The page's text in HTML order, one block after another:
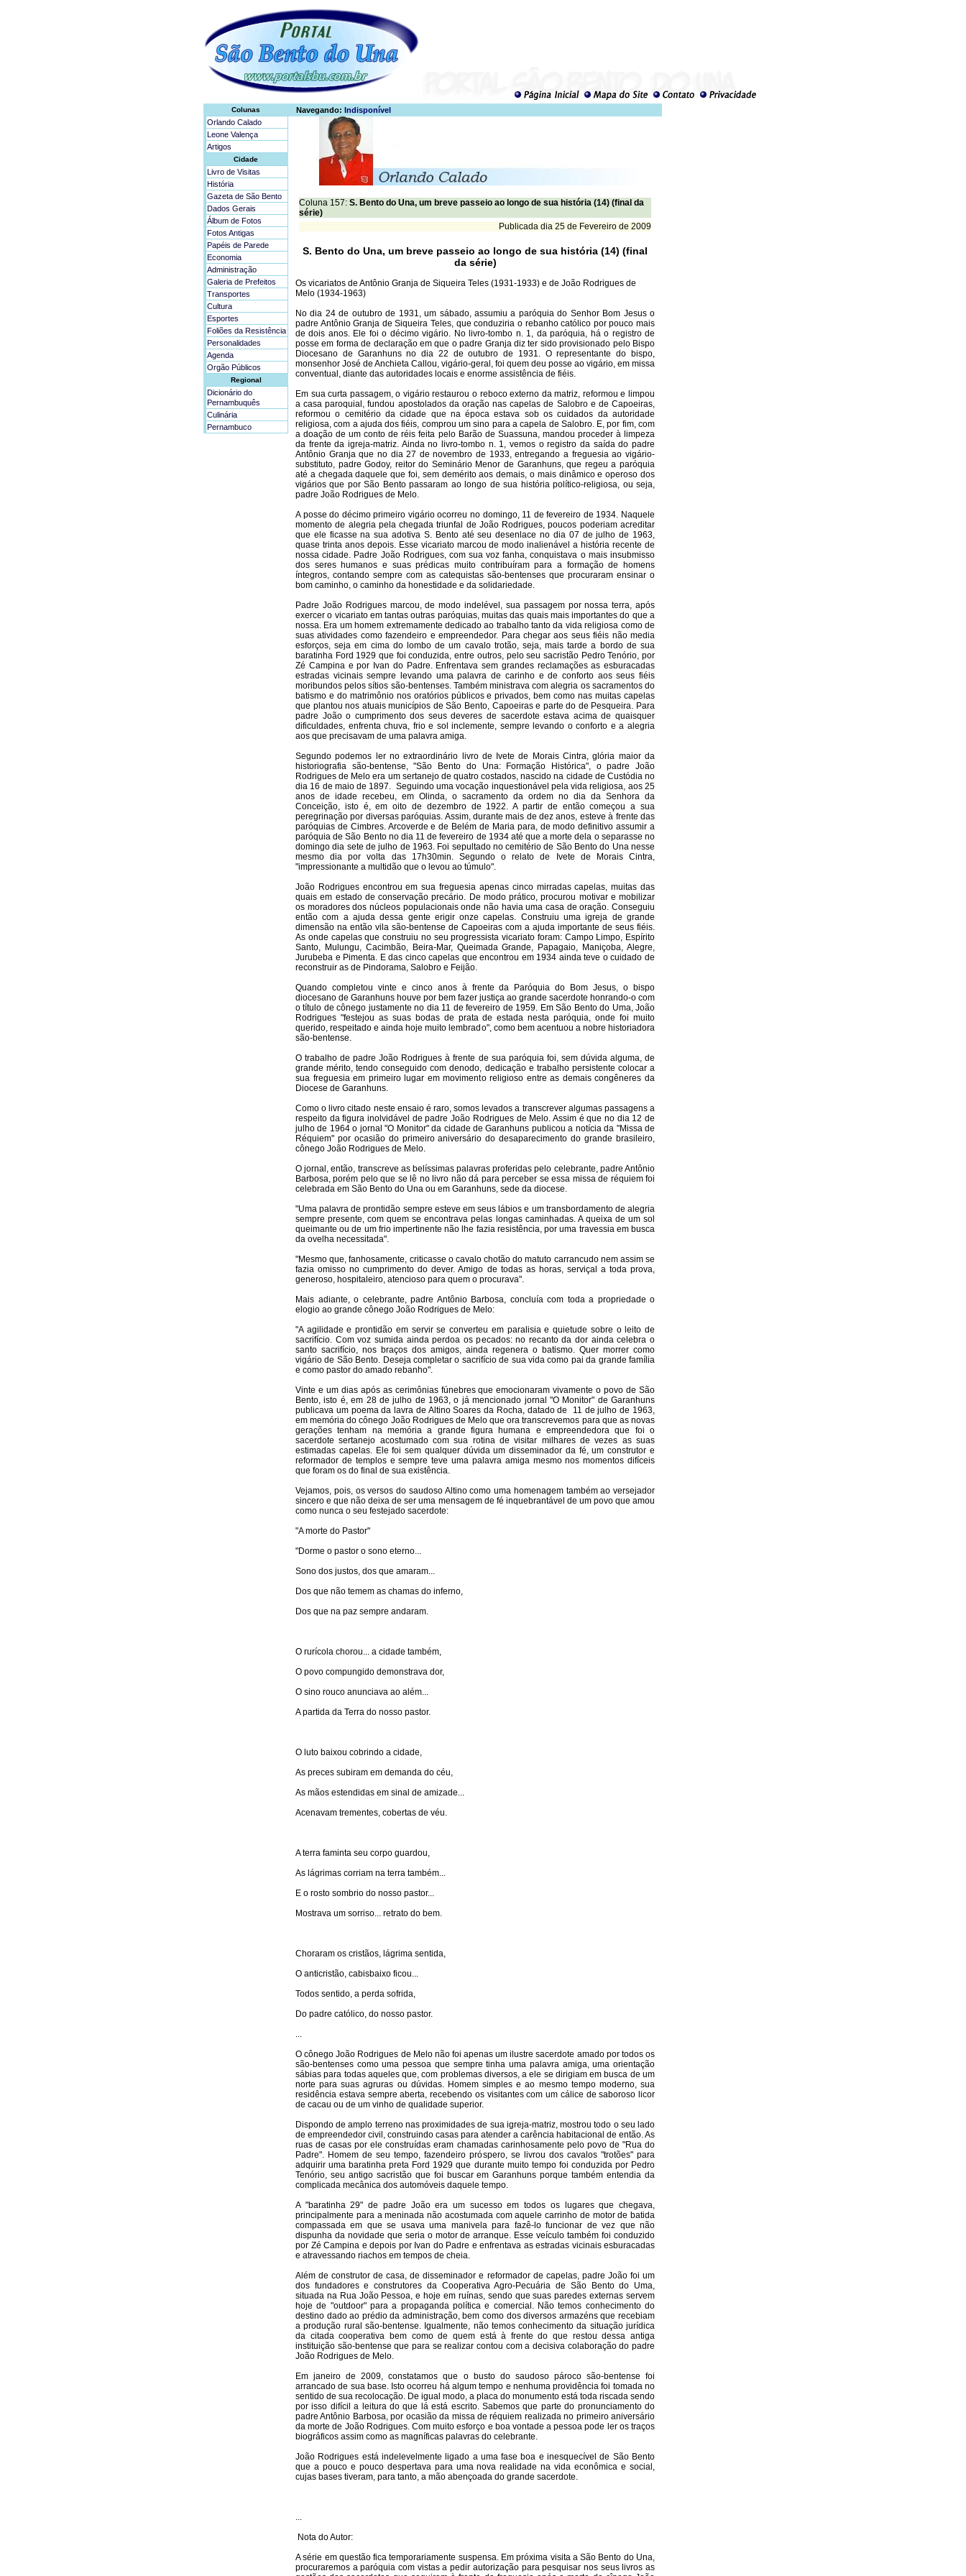
Colunas
Orlando Calado
Leone Valença
Artigos
Cidade
Livro de Visitas
História
Gazeta de São Bento
Dados Gerais
Álbum de Fotos
Fotos Antigas
Papéis de Parede
Economia
Administração
Galeria de Prefeitos
Transportes
Cultura
Esportes
Foliões da Resistência
Personalidades
Agenda
Orgão Públicos
Regional
Dicionário do
Pernambuquês
Culinária
Pernambuco
Navegando: Indisponível
Coluna 157: S. Bento do Una, um breve passeio ao longo de sua história (14) (final da
série)
Publicada dia 25 de Fevereiro de 2009
S. Bento do Una, um breve passeio ao longo de sua história (14) (final
da série)
Os vicariatos de Antônio Granja de Siqueira Teles (1931-1933) e de João Rodrigues de
Melo (1934-1963)
No dia 24 de outubro de 1931, um sábado, assumiu a paróquia do Senhor Bom Jesus o
padre Antônio Granja de Siqueira Teles, que conduziria o rebanho católico por pouco mais
de dois anos. Ele foi o décimo vigário. No livro-tombo n. 1, da paróquia, há o registro de
posse em forma de declaração em que o padre Granja diz ter sido provisionado pelo Bispo
Diocesano de Garanhuns no dia 22 de outubro de 1931. O representante do bispo,
monsenhor José de Anchieta Callou, vigário-geral, foi quem deu posse ao vigário, em missa
conventual, diante das autoridades locais e enorme assistência de fiéis.
Em sua curta passagem, o vigário restaurou o reboco externo da matriz, reformou e limpou
a casa paroquial, fundou apostolados da oração nas capelas de Salobro e de Capoeiras,
reformou o cemitério da cidade que na época estava sob os cuidados da autoridade
religiosa, com a ajuda dos fiéis, comprou um sino para a capela de Salobro. E, por fim, com
a doação de um conto de réis feita pelo Barão de Suassuna, mandou proceder à limpeza
da frente da igreja-matriz. Ainda no livro-tombo n. 1, vemos o registro da saída do padre
Antônio Granja que no dia 27 de novembro de 1933, entregando a freguesia ao vigário-
substituto, padre Godoy, reitor do Seminário Menor de Garanhuns, que regeu a paróquia
até a chegada daquele que foi, sem demérito aos demais, o mais dinâmico e operoso dos
vigários que por São Bento passaram ao longo de sua história político-religiosa, ou seja,
padre João Rodrigues de Melo.
A posse do décimo primeiro vigário ocorreu no domingo, 11 de fevereiro de 1934. Naquele
momento de alegria pela chegada triunfal de João Rodrigues, poucos poderiam acreditar
que ele ficasse na sua adotiva S. Bento até seu desenlace no dia 07 de julho de 1963,
quase trinta anos depois. Esse vicariato marcou de modo inalienável a história recente de
nossa cidade. Padre João Rodrigues, com sua voz fanha, conquistava o mais insubmisso
dos seres humanos e suas prédicas muito contribuíram para a formação de homens
íntegros, contando sempre com as catequistas são-bentenses que procuraram ensinar o
bom caminho, o caminho da honestidade e da solidariedade.
Padre João Rodrigues marcou, de modo indelével, sua passagem por nossa terra, após
exercer o vicariato em tantas outras paróquias, muitas das quais mais importantes do que a
nossa. Era um homem extremamente dedicado ao trabalho tanto da vida religiosa como de
suas atividades como fazendeiro e empreendedor. Para chegar aos seus fiéis não media
esforços, seja em cima do lombo de um cavalo trotão, seja, mais tarde a bordo de sua
baratinha Ford 1929 que foi conduzida, entre outros, pelo seu sacristão Pedro Tenório, por
Zé Campina e por Ivan do Padre. Enfrentava sem grandes reclamações as esburacadas
estradas vicinais sempre levando uma palavra de carinho e de conforto aos seus fiéis
moribundos pelos sítios são-bentenses. Também ministrava com alegria os sacramentos do
batismo e do matrimônio nos oratórios públicos e privados, bem como nas muitas capelas
que plantou nos atuais municípios de São Bento, Capoeiras e parte do de Pesqueira. Para
padre João o cumprimento dos seus deveres de sacerdote estava acima de quaisquer
dificuldades, enfrenta chuva, frio e sol inclemente, sempre levando o conforto e a alegria
aos que precisavam de uma palavra amiga.
Segundo podemos ler no extraordinário livro de Ivete de Morais Cintra, glória maior da
historiografia são-bentense, "São Bento do Una: Formação Histórica", o padre João
Rodrigues de Melo era um sertanejo de quatro costados, nascido na cidade de Custódia no
dia 16 de maio de 1897. Seguindo uma vocação inquestionável pela vida religiosa, aos 25
anos de idade recebeu, em Olinda, o sacramento da ordem no dia da Senhora da
Conceição, isto é, em oito de dezembro de 1922. A partir de então começou a sua
peregrinação por diversas paróquias. Assim, durante mais de dez anos, esteve à frente das
paróquias de Cimbres. Arcoverde e de Belém de Maria para, de modo definitivo assumir a
paróquia de São Bento no dia 11 de fevereiro de 1934 até que a morte dela o separasse no
domingo dia sete de julho de 1963. Foi sepultado no cemitério de São Bento do Una nesse
mesmo dia por volta das 17h30min. Segundo o relato de Ivete de Morais Cintra,
"impressionante a multidão que o levou ao túmulo".
João Rodrigues encontrou em sua freguesia apenas cinco mirradas capelas, muitas das
quais em estado de conservação precário. De modo prático, procurou motivar e mobilizar
os moradores dos núcleos populacionais onde não havia uma casa de oração. Conseguiu
então com a ajuda dessa gente erigir onze capelas. Construiu uma igreja de grande
dimensão na então vila são-bentense de Capoeiras com a ajuda importante de seus fiéis.
As onde capelas que construiu no seu progressista vicariato foram: Campo Limpo, Espírito
Santo, Mulungu, Cacimbão, Beira-Mar, Queimada Grande, Papagaio, Maniçoba, Alegre,
Jurubeba e Pimenta. E das cinco capelas que encontrou em 1934 ainda teve o cuidado de
reconstruir as de Pindorama, Salobro e Feijão.
Quando completou vinte e cinco anos à frente da Paróquia do Bom Jesus, o bispo
diocesano de Garanhuns houve por bem fazer justiça ao grande sacerdote honrando-o com
o título de cônego justamente no dia 11 de fevereiro de 1959. Em São Bento do Uma, João
Rodrigues "festejou as suas bodas de prata de estada nesta paróquia, onde foi muito
querido, respeitado e ainda hoje muito lembrado", como bem acentuou a nobre historiadora
são-bentense.
O trabalho de padre João Rodrigues à frente de sua paróquia foi, sem dúvida alguma, de
grande mérito, tendo conseguido com denodo, dedicação e trabalho persistente colocar a
sua freguesia em primeiro lugar em movimento religioso entre as demais congêneres da
Diocese de Garanhuns.
Como o livro citado neste ensaio é raro, somos levados a transcrever algumas passagens a
respeito da figura inolvidável de padre João Rodrigues de Melo. Assim é que no dia 12 de
julho de 1964 o jornal "O Monitor" da cidade de Garanhuns publicou a notícia da "Missa de
Réquiem" por ocasião do primeiro aniversário do desaparecimento do grande brasileiro,
cônego João Rodrigues de Melo.
O jornal, então, transcreve as belíssimas palavras proferidas pelo celebrante, padre Antônio
Barbosa, porém pelo que se lê no livro não dá para perceber se essa missa de réquiem foi
celebrada em São Bento do Una ou em Garanhuns, sede da diocese.
"Uma palavra de prontidão sempre esteve em seus lábios e um transbordamento de alegria
sempre presente, com quem se encontrava pelas longas caminhadas. A queixa de um sol
queimante ou de um frio impertinente não lhe fazia resistência, por uma travessia em busca
da ovelha necessitada".
"Mesmo que, fanhosamente, criticasse o cavalo chotão do matuto carrancudo nem assim se
fazia omisso no cumprimento do dever. Amigo de todas as horas, serviçal a toda prova,
generoso, hospitaleiro, atencioso para quem o procurava".
Mais adiante, o celebrante, padre Antônio Barbosa, concluía com toda a propriedade o
elogio ao grande cônego João Rodrigues de Melo:
"A agilidade e prontidão em servir se converteu em paralisia e quietude sobre o leito de
sacrifício. Com voz sumida ainda perdoa os pecados: no recanto da dor ainda celebra o
santo sacrifício, nos braços dos amigos, ainda regenera o batismo. Quer morrer como
vigário de São Bento. Deseja completar o sacrifício de sua vida como pai da grande família
e como pastor do amado rebanho".
Vinte e um dias após as cerimônias fúnebres que emocionaram vivamente o povo de São
Bento, isto é, em 28 de julho de 1963, o já mencionado jornal "O Monitor" de Garanhuns
publicava um poema da lavra de Altino Soares da Rocha, datado de
11 de julho de 1963,
em memória do cônego João Rodrigues de Melo que ora transcrevemos para que as novas
gerações tenham na memória a grande figura humana e empreendedora que foi o
sacerdote sertanejo acostumado com sua rotina de visitar milhares de vezes as suas
estimadas capelas. Ele foi sem qualquer dúvida um disseminador da fé, um construtor e
reformador de templos e sempre teve uma palavra amiga mesmo nos momentos difíceis
que foram os do final de sua existência.
Vejamos, pois, os versos do saudoso Altino como uma homenagem também ao versejador
sincero e que não deixa de ser uma mensagem de fé inquebrantável de um povo que amou
como nunca o seu festejado sacerdote:
"A morte do Pastor"
"Dorme o pastor o sono eterno...
Sono dos justos, dos que amaram...
Dos que não temem as chamas do inferno,
Dos que na paz sempre andaram.
O rurícola chorou... a cidade também,
O povo compungido demonstrava dor,
O sino rouco anunciava ao além...
A partida da Terra do nosso pastor.
O luto baixou cobrindo a cidade,
As preces subiram em demanda do céu,
As mãos estendidas em sinal de amizade...
Acenavam trementes, cobertas de véu.
A terra faminta seu corpo guardou,
As lágrimas corriam na terra também...
E o rosto sombrio do nosso pastor...
Mostrava um sorriso... retrato do bem.
Choraram os cristãos, lágrima sentida,
O anticristão, cabisbaixo ficou...
Todos sentido, a perda sofrida,
Do padre católico, do nosso pastor.
...
O cônego João Rodrigues de Melo não foi apenas um ilustre sacerdote amado por todos os
são-bentenses como uma pessoa que sempre tinha uma palavra amiga, uma orientação
sábias para todas aqueles que, com problemas diversos, a ele se dirigiam em busca de um
norte para suas agruras ou dúvidas. Homem simples e ao mesmo tempo moderno, sua
residência estava sempre aberta, recebendo os visitantes com um cálice de saboroso licor
de cacau ou de um vinho de qualidade superior.
Dispondo de amplo terreno nas proximidades de sua igreja-matriz, mostrou todo o seu lado
de empreendedor civil, construindo casas para atender a carência habitacional de então. As
ruas de casas por ele construídas eram chamadas carinhosamente pelo povo de "Rua do
Padre". Homem de seu tempo, fazendeiro próspero, se livrou dos cavalos "trotões" para
adquirir uma baratinha preta Ford 1929 que durante muito tempo foi conduzida por Pedro
Tenório, seu antigo sacristão que foi buscar em Garanhuns porque também entendia da
complicada mecânica dos automóveis daquele tempo.
A "baratinha 29" de padre João era um sucesso em todos os lugares que chegava,
principalmente para a meninada não acostumada com aquele carrinho de motor de batida
compassada em que se usava uma manivela para fazê-lo funcionar de vez que não
dispunha da novidade que seria o motor de arranque. Esse veículo também foi conduzido
por Zé Campina e depois por Ivan do Padre e enfrentava as estradas vicinais esburacadas
e atravessando riachos em tempos de cheia.
Além de construtor de casa, de disseminador e reformador de capelas, padre João foi um
dos fundadores e construtores da Cooperativa Agro-Pecuária de São Bento do Uma,
situada na Rua João Pessoa, e hoje em ruínas, sendo que suas paredes externas servem
hoje de "outdoor" para a propaganda política e comercial. Não temos conhecimento do
destino dado ao prédio da administração, bem como dos diversos armazéns que recebiam
a produção rural são-bentense. Igualmente, não temos conhecimento da situação jurídica
da citada cooperativa bem como de quem está à frente do que restou dessa antiga
instituição são-bentense que para se realizar contou com a decisiva colaboração do padre
João Rodrigues de Melo.
Em janeiro de 2009, constatamos que o busto do saudoso pároco são-bentense foi
arrancado de sua base. Isto ocorreu há algum tempo e nenhuma providência foi tomada no
sentido de sua recolocação. De igual modo, a placa do monumento está toda riscada sendo
por isso difícil a leitura do que lá está escrito. Sabemos que parte do pronunciamento do
padre Antônio Barbosa, por ocasião da missa de réquiem realizada no primeiro aniversário
da morte de João Rodrigues. Com muito esforço e boa vontade a pessoa pode ler os traços
biográficos assim como as magníficas palavras do celebrante.
João Rodrigues está indelevelmente ligado a uma fase boa e inesquecível de São Bento
que a pouco e pouco despertava para uma nova realidade na vida econômica e social,
cujas bases tiveram, para tanto, a mão abençoada do grande sacerdote.
...
Nota do Autor:
A série em questão fica temporariamente suspensa. Em próxima visita a São Bento do Una,
procuraremos a paróquia com vistas a pedir autorização para pesquisar nos seus livros as